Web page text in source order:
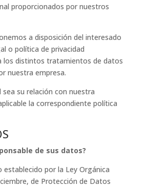
proporcionados por nuestros
a disposición del interesado
o política de privacidad
los distintos tratamientos de datos
nuestra empresa.
sea su relación con nuestra
la correspondiente política
de sus datos?
establecido por la Ley Orgánica
de Protección de Datos